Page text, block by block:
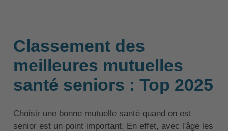
Classement des
meilleures mutuelles
santé seniors : Top 2025
Choisir une bonne mutuelle santé quand on est
senior est un point important. En effet, avec l'âge les